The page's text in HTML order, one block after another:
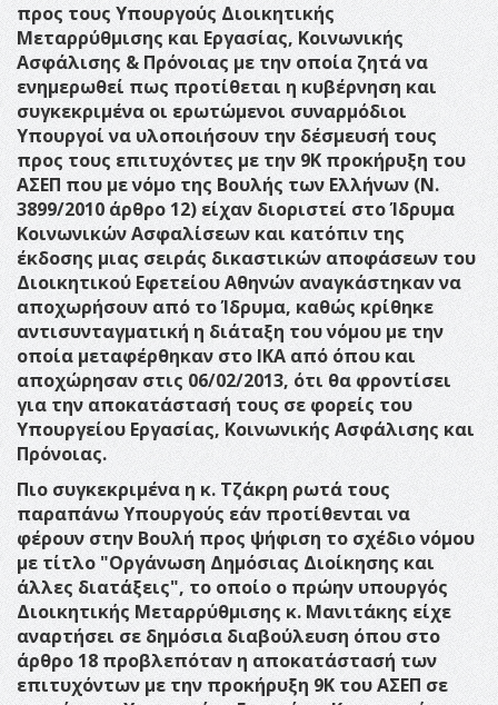
προς τους Υπουργούς Διοικητικής
Μεταρρύθμισης και Εργασίας, Κοινωνικής
Ασφάλισης & Πρόνοιας με την οποία ζητά να
ενημερωθεί πως προτίθεται η κυβέρνηση και
συγκεκριμένα οι ερωτώμενοι συναρμόδιοι
Υπουργοί να υλοποιήσουν την δέσμευσή τους
προς τους επιτυχόντες με την 9Κ προκήρυξη του
ΑΣΕΠ που με νόμο της Βουλής των Ελλήνων (Ν.
3899/2010 άρθρο 12) είχαν διοριστεί στο Ίδρυμα
Κοινωνικών Ασφαλίσεων και κατόπιν της
έκδοσης μιας σειράς δικαστικών αποφάσεων του
Διοικητικού Εφετείου Αθηνών αναγκάστηκαν να
αποχωρήσουν από το Ίδρυμα, καθώς κρίθηκε
αντισυνταγματική η διάταξη του νόμου με την
οποία μεταφέρθηκαν στο ΙΚΑ από όπου και
αποχώρησαν στις 06/02/2013, ότι θα φροντίσει
για την αποκατάστασή τους σε φορείς του
Υπουργείου Εργασίας, Κοινωνικής Ασφάλισης και
Πρόνοιας.
Πιο συγκεκριμένα η κ. Τζάκρη ρωτά τους
παραπάνω Υπουργούς εάν προτίθενται να
φέρουν στην Βουλή προς ψήφιση το σχέδιο νόμου
με τίτλο "Οργάνωση Δημόσιας Διοίκησης και
άλλες διατάξεις", το οποίο ο πρώην υπουργός
Διοικητικής Μεταρρύθμισης κ. Μανιτάκης είχε
αναρτήσει σε δημόσια διαβούλευση όπου στο
άρθρο 18 προβλεπόταν η αποκατάστασή των
επιτυχόντων με την προκήρυξη 9Κ του ΑΣΕΠ σε